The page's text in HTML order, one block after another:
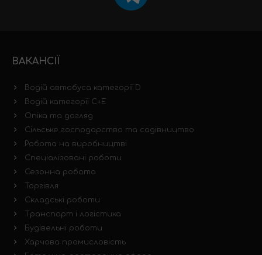
ВАКАНСІЇ
Водій автобуса категорії D
Водій категорії C+E
Опіка та догляд
Сільське господарство та садівництво
Робота на виробництві
Спеціалізовані роботи
Сезонна робота
Торгівля
Складські роботи
Транспорт і логістика
Будівельні роботи
Харчова промисловість